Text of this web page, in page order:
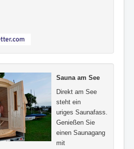
Sauna am See
Direkt am See
steht ein
uriges Saunafass.
Genießen Sie
einen Saunagang
mit